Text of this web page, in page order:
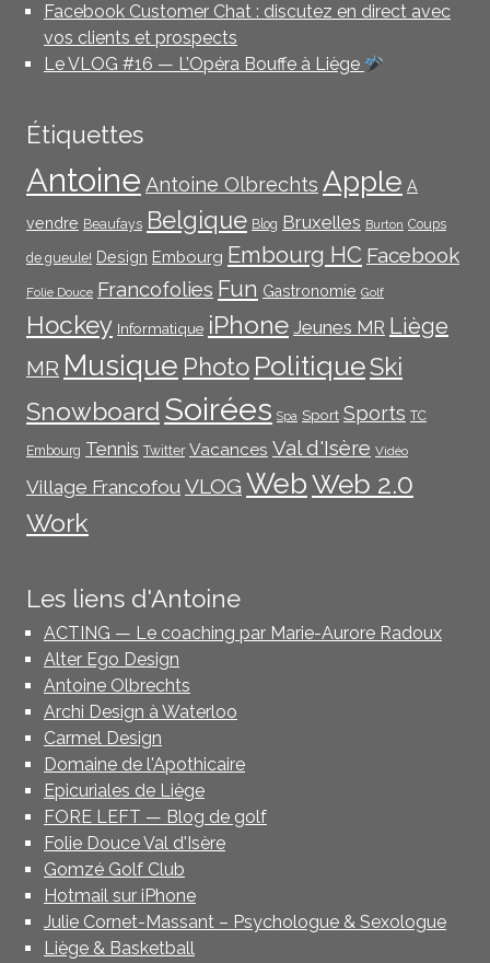
Facebook Customer Chat : discutez en direct avec
vos clients et prospects
Le VLOG #16 — L’Opéra Bouffe à Liège
Étiquettes
Antoine Antoine Olbrechts Apple A
vendre Beaufays Belgique Blog Bruxelles Burton Coups
de gueule! Design Embourg Embourg HC Facebook
Folie Douce Francofolies Fun Gastronomie Golf
Hockey Informatique iPhone Jeunes MR Liège
MR Musique Photo PolitiqueSki
Snowboard Soirées Spa Sport Sports TC
Embourg Tennis Twitter Vacances Val d'Isère Vidéo
Village Francofou VLOG WebWeb 2.0
Work
Les liens d'Antoine
ACTING — Le coaching par Marie-Aurore Radoux
Alter Ego Design
Antoine Olbrechts
Archi Design à Waterloo
Carmel Design
Domaine de l'Apothicaire
Epicuriales de Liège
FORE LEFT — Blog de golf
Folie Douce Val d'Isère
Gomzé Golf Club
Hotmail sur iPhone
Julie Cornet-Massant – Psychologue & Sexologue
Liège & Basketball